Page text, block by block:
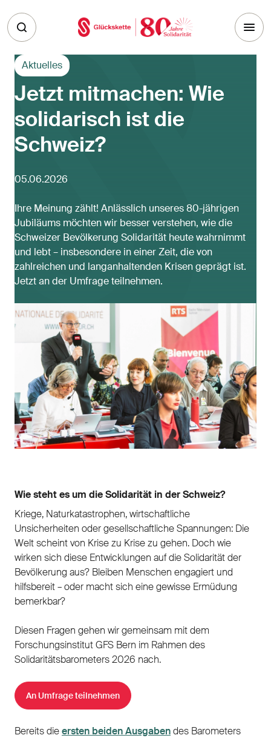
Aktuelles
Jetzt mitmachen: Wie
solidarisch ist die
Schweiz?
05.06.2026
Ihre Meinung zählt! Anlässlich unseres 80-jährigen
Jubiläums möchten wir besser verstehen, wie die
Schweizer Bevölkerung Solidarität heute wahrnimmt
und lebt – insbesondere in einer Zeit, die von
zahlreichen und langanhaltenden Krisen geprägt ist.
Jetzt an der Umfrage teilnehmen.
Wie steht es um die Solidarität in der Schweiz?
Kriege, Naturkatastrophen, wirtschaftliche
Unsicherheiten oder gesellschaftliche Spannungen: Die
Welt scheint von Krise zu Krise zu gehen. Doch wie
wirken sich diese Entwicklungen auf die Solidarität der
Bevölkerung aus? Bleiben Menschen engagiert und
hilfsbereit – oder macht sich eine gewisse Ermüdung
bemerkbar?
Diesen Fragen gehen wir gemeinsam mit dem
Forschungsinstitut GFS Bern im Rahmen des
Solidaritätsbarometers 2026 nach.
An Umfrage teilnehmen
Bereits dieersten beiden Ausgabendes Barometers